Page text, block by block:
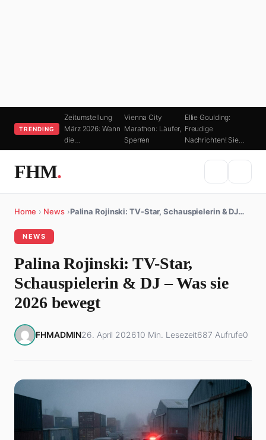
TRENDING
Zeitumstellung
März 2026: Wann
die…
Vienna City
Marathon: Läufer,
Sperren
Ellie Goulding:
Freudige
Nachrichten! Sie…
FHM.
Home › News ›Palina Rojinski: TV-Star, Schauspielerin & DJ…
NEWS
Palina Rojinski: TV-Star,
Schauspielerin & DJ – Was sie
2026 bewegt
FHMADMIN26. April 202610 Min. Lesezeit687 Aufrufe0